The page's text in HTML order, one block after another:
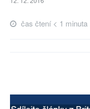
PLNÁ VERZE STRÁNEK
čas čtení < 1 minuta